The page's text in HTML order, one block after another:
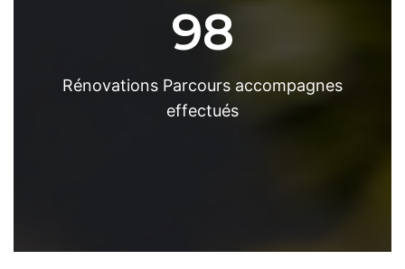
98
Rénovations Parcours accompagnes
effectués